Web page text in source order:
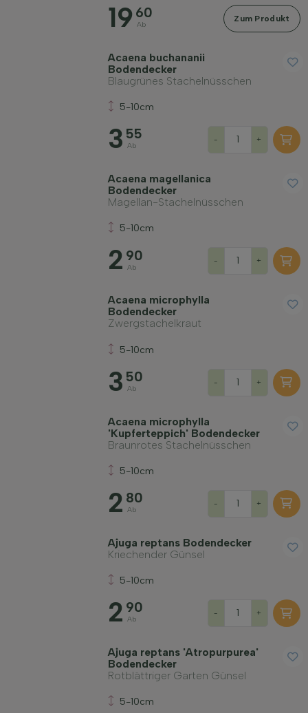
19 60
Ab
Zum Produkt
Acaena buchananii
Bodendecker
Blaugrünes Stachelnüsschen
5-10cm
3 55
Ab
- +
Acaena magellanica
Bodendecker
Magellan-Stachelnüsschen
5-10cm
2 90
Ab
- +
Acaena microphylla
Bodendecker
Zwergstachelkraut
5-10cm
3 50
Ab
- +
Acaena microphylla
'Kupferteppich' Bodendecker
Braunrotes Stachelnüsschen
5-10cm
2 80
Ab
- +
Ajuga reptans Bodendecker
Kriechender Günsel
5-10cm
2 90
Ab
- +
Ajuga reptans 'Atropurpurea'
Bodendecker
Rotblättriger Garten Günsel
5-10cm